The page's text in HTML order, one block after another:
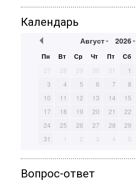
Календарь
Август 2026
Пн Вт Ср Чт Пт Сб
27 28 29 30 31 1
3
4 5 6 7 8
10
11 12 13 14 15
17
18 19 20 21 22
24
25 26 27 28 29
31
1 2 3 4 5
Вопрос-ответ